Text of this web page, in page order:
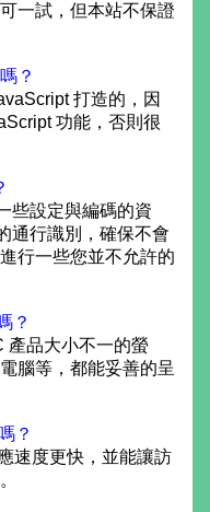
一試，但本站不保證
？
打造的，因
功能，否則很
些設定與編碼的資
通行識別，確保不會
行一些您並不允許的
？
產品大小不一的螢
腦等，都能妥善的呈
？
速度更快，並能讓訪